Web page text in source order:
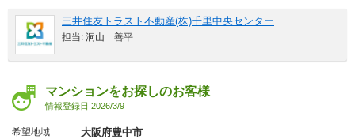
三井住友トラスト不動産(株)千里中央センター
担当: 洞山 善平
マンションをお探しのお客様
情報登録日 2026/3/9
希望地域 大阪府豊中市